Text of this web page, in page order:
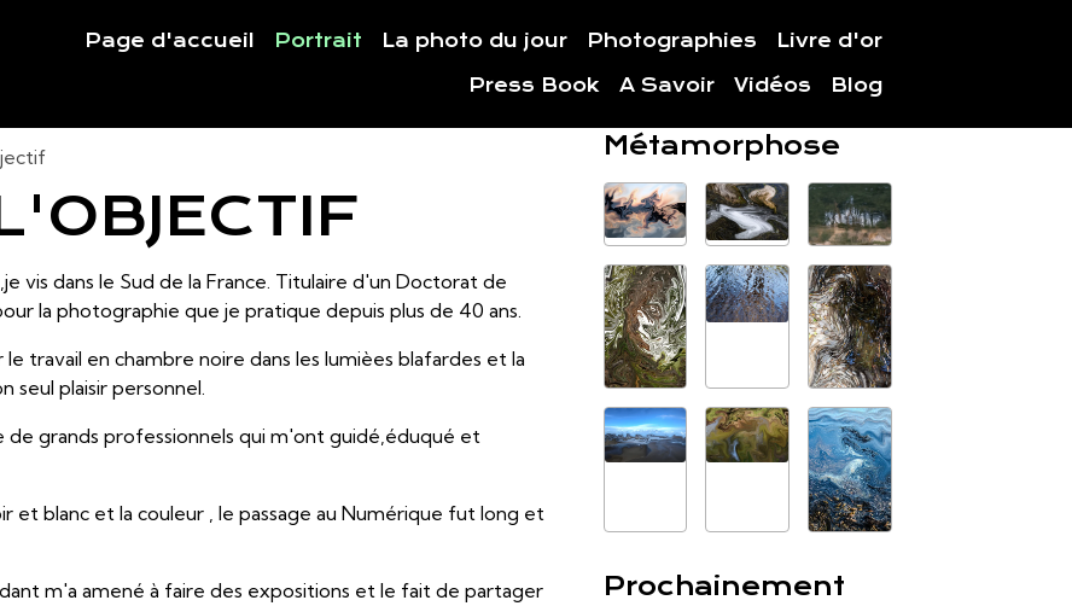
Page d'accueil Portrait La photo du jour Photographies Livre d'or
Press Book A Savoir Vidéos Blog
vis dans le Sud de la France. Titulaire d'un Doctorat de
la photographie que je pratique depuis plus de 40 ans.
travail en chambre noire dans les lumièes blafardes et la
seul plaisir personnel.
de grands professionnels qui m'ont guidé,éduqué et
blanc et la couleur , le passage au Numérique fut long et
m'a amené à faire des expositions et le fait de partager
Métamorphose
Prochainement